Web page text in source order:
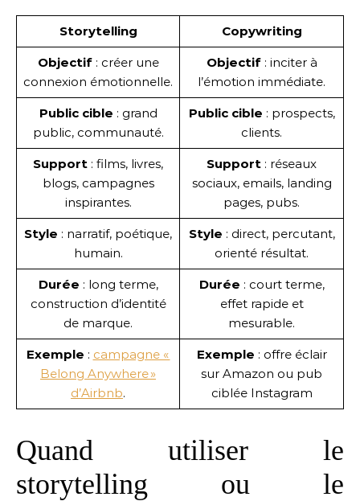
Storytelling Copywriting
Objectif : créer une
connexion émotionnelle.
Objectif : inciter à
l’émotion immédiate.
Public cible : grand
public, communauté.
Public cible : prospects,
clients.
Support : films, livres,
blogs, campagnes
inspirantes.
Support : réseaux
sociaux, emails, landing
pages, pubs.
Style : narratif, poétique,
humain.
Style : direct, percutant,
orienté résultat.
Durée : long terme,
construction d’identité
de marque.
Durée : court terme,
effet rapide et
mesurable.
Exemple : campagne «
Belong Anywhere »
d’Airbnb.
Exemple : offre éclair
sur Amazon ou pub
ciblée Instagram
Quand utiliser le
storytelling ou le